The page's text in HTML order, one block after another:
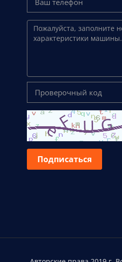
Подписаться